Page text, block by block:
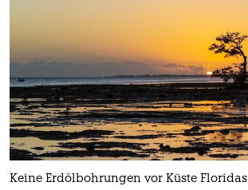
Keine Erdölbohrungen vor Küste Floridas